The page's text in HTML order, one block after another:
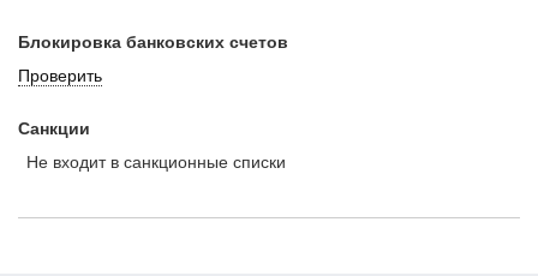
Блокировка банковских счетов
Проверить
Санкции
Не входит в санкционные списки